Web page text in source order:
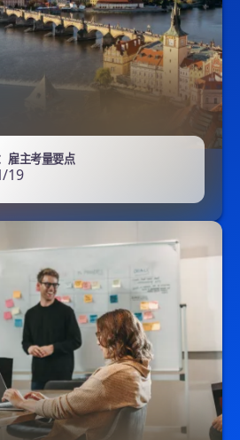
雇主考量要点
19